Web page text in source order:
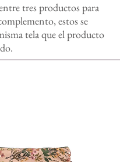
tres productos para
estos se
tela que el producto